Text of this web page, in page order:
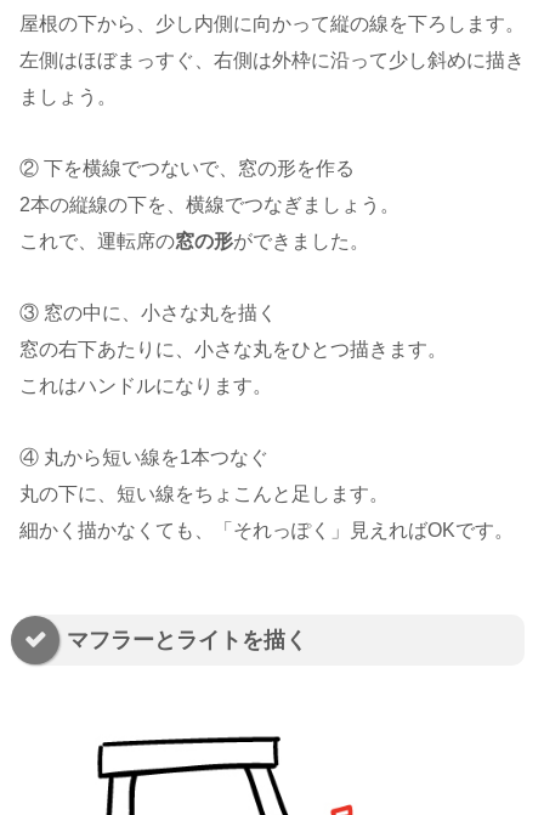
屋根の下から、少し内側に向かって縦の線を下ろします。
左側はほぼまっすぐ、右側は外枠に沿って少し斜めに描き
ましょう。
② 下を横線でつないで、窓の形を作る
2本の縦線の下を、横線でつなぎましょう。
これで、運転席の窓の形ができました。
③ 窓の中に、小さな丸を描く
窓の右下あたりに、小さな丸をひとつ描きます。
これはハンドルになります。
④ 丸から短い線を1本つなぐ
丸の下に、短い線をちょこんと足します。
細かく描かなくても、「それっぽく」見えればOKです。
マフラーとライトを描く